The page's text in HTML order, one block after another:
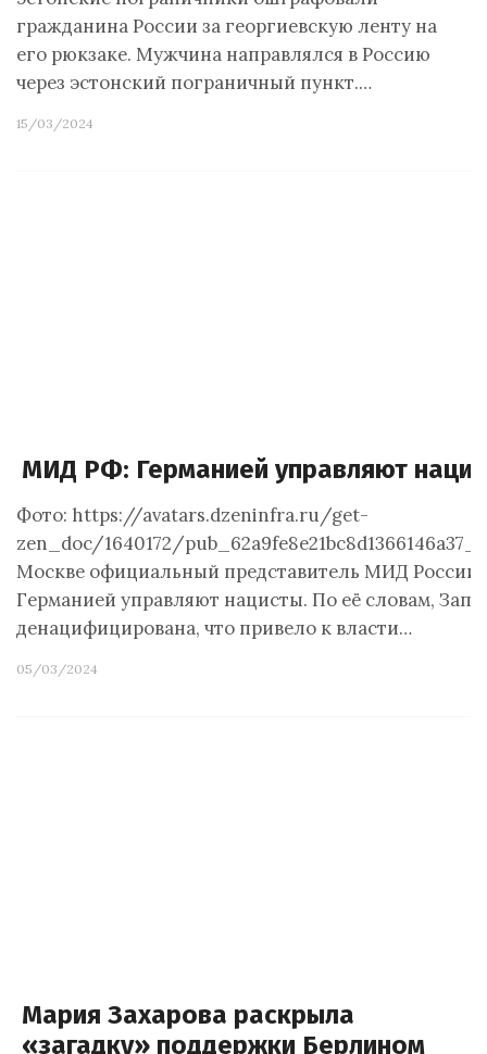
гражданина России за георгиевскую ленту на
его рюкзаке. Мужчина направлялся в Россию
через эстонский пограничный пункт.…
15/03/2024
МИД РФ: Германией управляют
Фото: https://avatars.dzeninfra.ru/get-
zen_doc/1640172/
Москве официальный представитель МИД России
Германией управляют нацисты. По её словам,
денацифицирована, что привело к власти…
05/03/2024
Мария Захарова раскрыла
«загадку» поддержки Берлином